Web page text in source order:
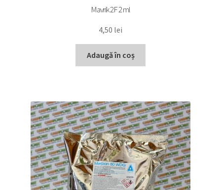
Mavrik 2F 2 ml
4,50 lei
Adaugă în coș